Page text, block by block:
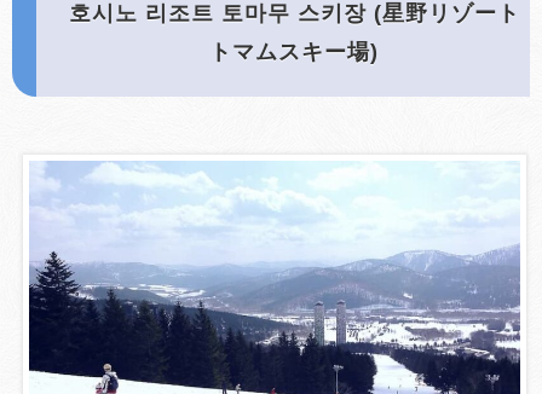
호시노 리조트 토마무 스키장 (星野リゾート
トマムスキー場)